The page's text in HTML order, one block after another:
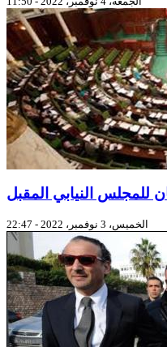
للمجلس النيابي المقبل
الخميس، 3 نوفمبر، 2022 - 22:47